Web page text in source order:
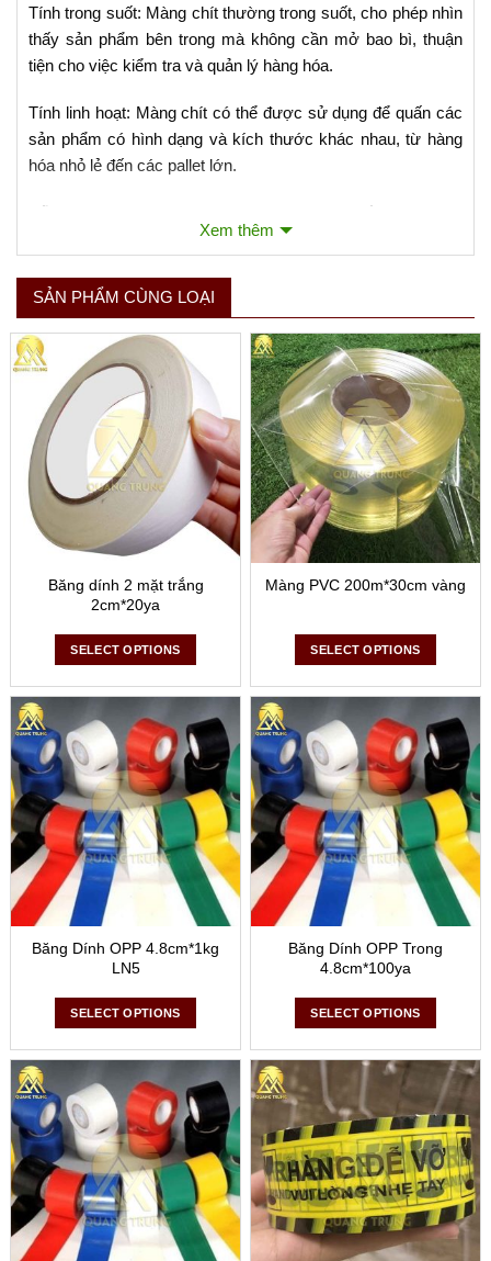
Tính trong suốt: Màng chít thường trong suốt, cho phép nhìn
thấy sản phẩm bên trong mà không cần mở bao bì, thuận
tiện cho việc kiểm tra và quản lý hàng hóa.
Tính linh hoạt: Màng chít có thể được sử dụng để quấn các
sản phẩm có hình dạng và kích thước khác nhau, từ hàng
hóa nhỏ lẻ đến các pallet lớn.
bằng máy quấn màng tự động, tùy thuộc vào quy mô và nhu
Tính kinh tế và hiệu quả: Việc sử dụng màng chít giúp tiết
kiệm chi phí đóng gói và giảm thiểu rủi ro hỏng hóc hàng
hóa, từ đó tăng hiệu quả kinh tế.
Màng chít thường được sản xuất từ các loại nhựa như
polyethylene (PE), đặc biệt là low-density polyethylene
(LDPE). Nó có sẵn ở nhiều độ dày khác nhau và có thể
được chọn dựa trên trọng lượng và độ nhạy cảm của hàng
hóa cần đóng gói. Màng chít cũng có thể được tái chế, giúp
giảm thiểu tác động đến môi trường.
Xem thêm
SẢN PHẨM CÙNG LOẠI
Băng dính 2 mặt trắng
2cm*20ya
SELECT OPTIONS
Màng PVC 200m*30cm vàng
SELECT OPTIONS
Băng Dính OPP 4.8cm*1kg
LN5
SELECT OPTIONS
Băng Dính OPP Trong
4.8cm*100ya
SELECT OPTIONS